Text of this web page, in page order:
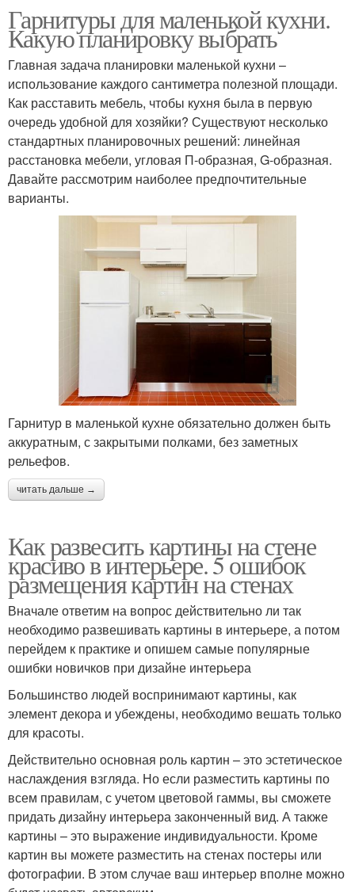
Гарнитуры для маленькой кухни.
Какую планировку выбрать
Главная задача планировки маленькой кухни –
использование каждого сантиметра полезной площади.
Как расставить мебель, чтобы кухня была в первую
очередь удобной для хозяйки? Существуют несколько
стандартных планировочных решений: линейная
расстановка мебели, угловая П-образная, G-образная.
Давайте рассмотрим наиболее предпочтительные
варианты.
Гарнитур в маленькой кухне обязательно должен быть
аккуратным, с закрытыми полками, без заметных
рельефов.
читать дальше →
Как развесить картины на стене
красиво в интерьере. 5 ошибок
размещения картин на стенах
Вначале ответим на вопрос действительно ли так
необходимо развешивать картины в интерьере, а потом
перейдем к практике и опишем самые популярные
ошибки новичков при дизайне интерьера
Большинство людей воспринимают картины, как
элемент декора и убеждены, необходимо вешать только
для красоты.
Действительно основная роль картин – это эстетическое
наслаждения взгляда. Но если разместить картины по
всем правилам, с учетом цветовой гаммы, вы сможете
придать дизайну интерьера законченный вид. А также
картины – это выражение индивидуальности. Кроме
картин вы можете разместить на стенах постеры или
фотографии. В этом случае ваш интерьер вполне можно